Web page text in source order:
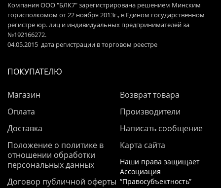
Компания ООО "БЛК7" зарегистрирована решением Минским
горисполкомом от 22 ноября 2013г., в Едином государственном
регистре юр. лиц и индивидуальных предпринимателей за
№192166272.
04.05.2015 дата регистрации в торговом реестре
ПОКУПАТЕЛЮ
Магазин
Оплата
Доставка
Положение о политике в
отношении обработки
персональных данных
Договор публичной оферты
Возврат товара
Производители
Написать сообщение
Карта сайта
Наши права защищает
Ассоциация
“Правосубъектность”